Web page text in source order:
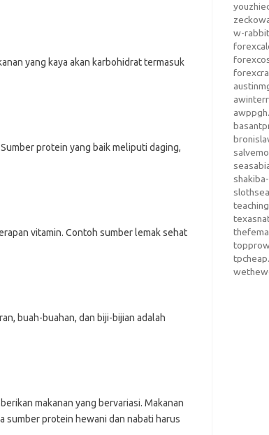
yang kaya akan karbohidrat termasuk
protein yang baik meliputi daging,
vitamin. Contoh sumber lemak sehat
buah-buahan, dan biji-bijian adalah
makanan yang bervariasi. Makanan
sumber protein hewani dan nabati harus
w-